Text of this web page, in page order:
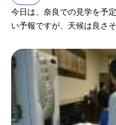
今日は、奈良での見学を予
い予報ですが、天候は良さ